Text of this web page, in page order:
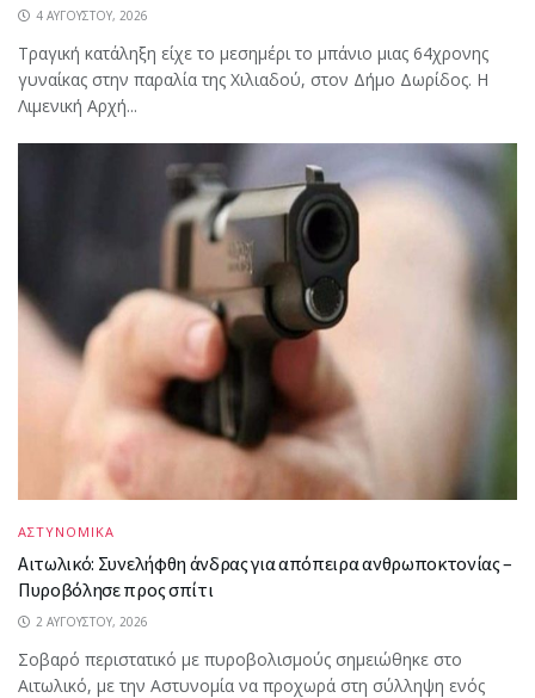
4 ΑΥΓΟΎΣΤΟΥ, 2026
Τραγική κατάληξη είχε το μεσημέρι το μπάνιο μιας 64χρονης
γυναίκας στην παραλία της Χιλιαδού, στον Δήμο Δωρίδος. Η
Λιμενική Αρχή...
ΑΣΤΥΝΟΜΙΚΑ
Αιτωλικό: Συνελήφθη άνδρας για απόπειρα ανθρωποκτονίας –
Πυροβόλησε προς σπίτι
2 ΑΥΓΟΎΣΤΟΥ, 2026
Σοβαρό περιστατικό με πυροβολισμούς σημειώθηκε στο
Αιτωλικό, με την Αστυνομία να προχωρά στη σύλληψη ενός